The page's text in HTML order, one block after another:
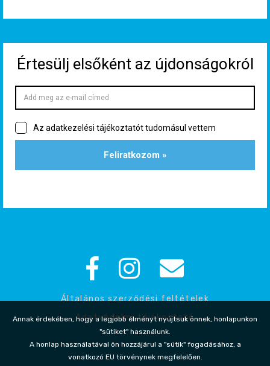
Annak érdekében, hogy a legjobb élményt nyújtsuk önnek, honlapunkon
"sütiket" használunk.
A honlap használatával ön hozzájárul a "sütik" fogadásához, a
vonatkozó EU törvénynek megfelelően.
Általános szerződési feltételek
Adatvédelmi tájékoztató